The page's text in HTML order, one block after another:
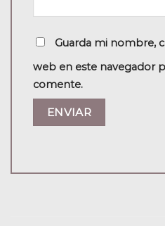
Guarda mi nombre,
web en este navegador
comente.